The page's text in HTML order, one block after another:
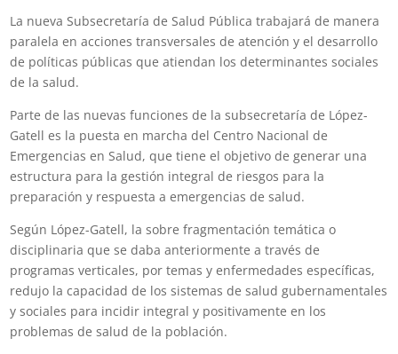
La nueva Subsecretaría de Salud Pública trabajará de manera
paralela en acciones transversales de atención y el desarrollo
de políticas públicas que atiendan los determinantes sociales
de la salud.
Parte de las nuevas funciones de la subsecretaría de López-
Gatell es la puesta en marcha del Centro Nacional de
Emergencias en Salud, que tiene el objetivo de generar una
estructura para la gestión integral de riesgos para la
preparación y respuesta a emergencias de salud.
Según López-Gatell, la sobre fragmentación temática o
disciplinaria que se daba anteriormente a través de
programas verticales, por temas y enfermedades específicas,
redujo la capacidad de los sistemas de salud gubernamentales
y sociales para incidir integral y positivamente en los
problemas de salud de la población.